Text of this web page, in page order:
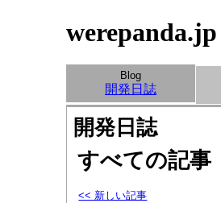
werepanda.jp
Blog
開発日誌
開発日誌
すべての記事
<< 新しい記事